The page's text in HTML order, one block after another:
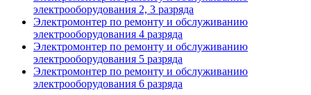
электрооборудования 2, 3 разряда
Электромонтер по ремонту и обслуживанию
электрооборудования 4 разряда
Электромонтер по ремонту и обслуживанию
электрооборудования 5 разряда
Электромонтер по ремонту и обслуживанию
электрооборудования 6 разряда